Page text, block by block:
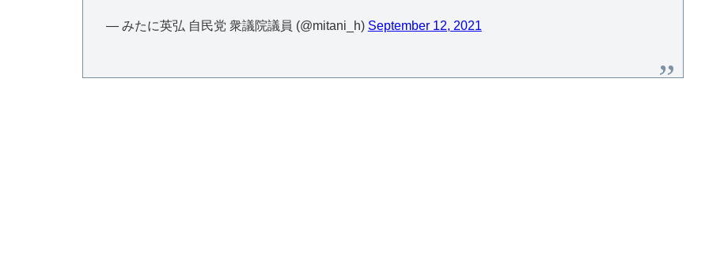
— みたに英弘 自民党 衆議院議員 (@mitani_h) September 12, 2021